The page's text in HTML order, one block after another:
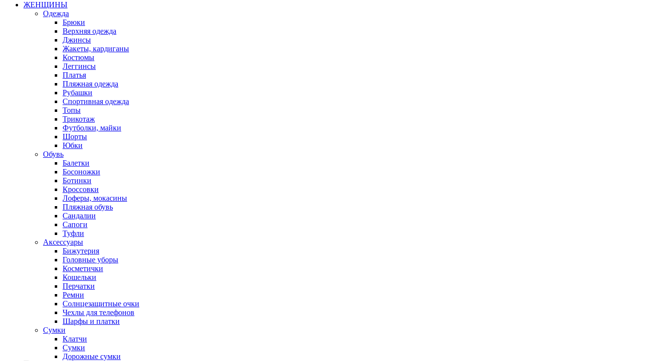
ЖЕНЩИНЫ
Одежда
Брюки
Верхняя одежда
Джинсы
Жакеты, кардиганы
Костюмы
Леггинсы
Платья
Пляжная одежда
Рубашки
Спортивная одежда
Топы
Трикотаж
Футболки, майки
Шорты
Юбки
Обувь
Балетки
Босоножки
Ботинки
Кроссовки
Лоферы, мокасины
Пляжная обувь
Сандалии
Сапоги
Туфли
Аксессуары
Бижутерия
Головные уборы
Косметички
Кошельки
Перчатки
Ремни
Солнцезащитные очки
Чехлы для телефонов
Шарфы и платки
Сумки
Клатчи
Сумки
Дорожные сумки